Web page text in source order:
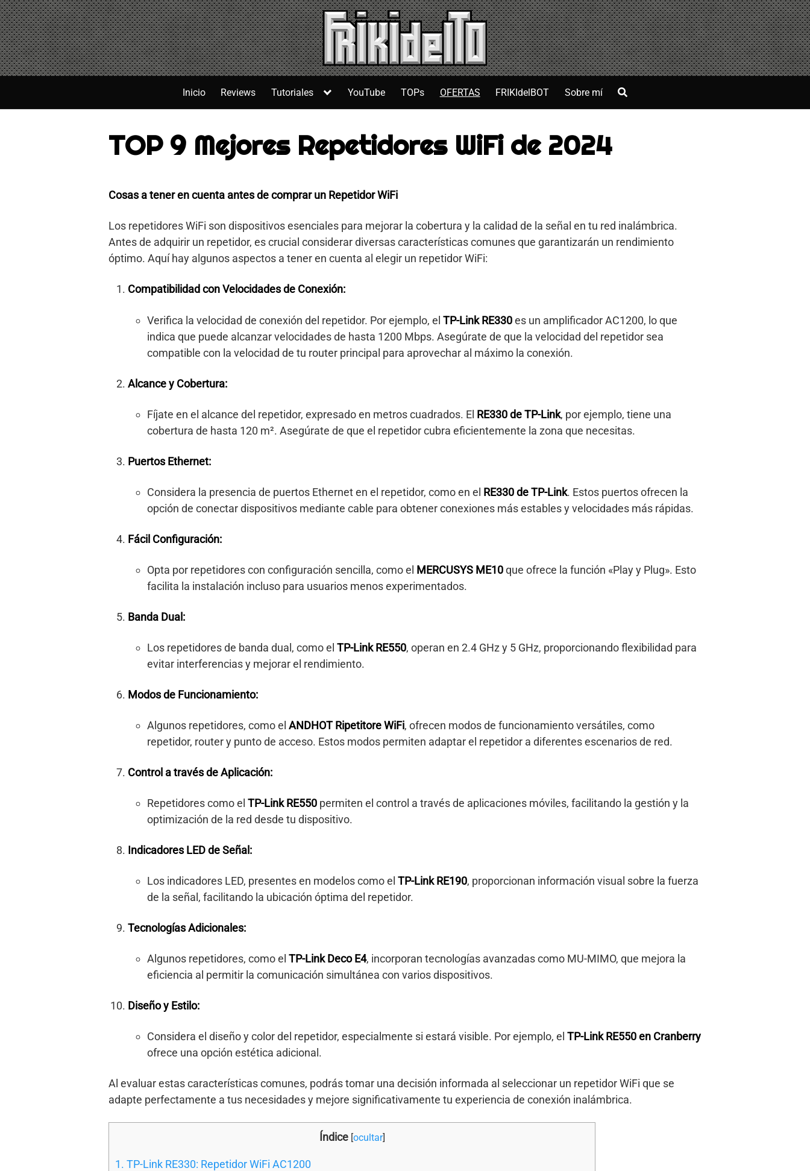
Saltar
al
contenido
Inicio Reviews Tutoriales YouTube TOPs OFERTAS FRIKIdelBOT Sobre mí
TOP 9 Mejores Repetidores WiFi de 2024
Cosas a tener en cuenta antes de comprar un Repetidor WiFi
Los repetidores WiFi son dispositivos esenciales para mejorar la cobertura y la calidad de la señal en tu red inalámbrica.
Antes de adquirir un repetidor, es crucial considerar diversas características comunes que garantizarán un rendimiento
óptimo. Aquí hay algunos aspectos a tener en cuenta al elegir un repetidor WiFi:
Compatibilidad con Velocidades de Conexión:
Verifica la velocidad de conexión del repetidor. Por ejemplo, el TP-Link RE330es un amplificador AC1200, lo que
indica que puede alcanzar velocidades de hasta 1200 Mbps. Asegúrate de que la velocidad del repetidor sea
compatible con la velocidad de tu router principal para aprovechar al máximo la conexión.
Alcance y Cobertura:
Fíjate en el alcance del repetidor, expresado en metros cuadrados. El RE330 de TP-Link, por ejemplo, tiene una
cobertura de hasta 120 m². Asegúrate de que el repetidor cubra eficientemente la zona que necesitas.
Puertos Ethernet:
Considera la presencia de puertos Ethernet en el repetidor, como en el RE330 de TP-Link. Estos puertos ofrecen la
opción de conectar dispositivos mediante cable para obtener conexiones más estables y velocidades más rápidas.
Fácil Configuración:
Opta por repetidores con configuración sencilla, como el MERCUSYS ME10que ofrece la función «Play y Plug». Esto
facilita la instalación incluso para usuarios menos experimentados.
Banda Dual:
Los repetidores de banda dual, como el TP-Link RE550, operan en 2.4 GHz y 5 GHz, proporcionando flexibilidad para
evitar interferencias y mejorar el rendimiento.
Modos de Funcionamiento:
Algunos repetidores, como el ANDHOT Ripetitore WiFi, ofrecen modos de funcionamiento versátiles, como
repetidor, router y punto de acceso. Estos modos permiten adaptar el repetidor a diferentes escenarios de red.
Control a través de Aplicación:
Repetidores como el TP-Link RE550 permiten el control a través de aplicaciones móviles, facilitando la gestión y la
optimización de la red desde tu dispositivo.
Indicadores LED de Señal:
Los indicadores LED, presentes en modelos como el TP-Link RE190, proporcionan información visual sobre la fuerza
de la señal, facilitando la ubicación óptima del repetidor.
Tecnologías Adicionales:
Algunos repetidores, como el TP-Link Deco E4, incorporan tecnologías avanzadas como MU-MIMO, que mejora la
eficiencia al permitir la comunicación simultánea con varios dispositivos.
Diseño y Estilo:
Considera el diseño y color del repetidor, especialmente si estará visible. Por ejemplo, el TP-Link RE550 en Cranberry
ofrece una opción estética adicional.
Al evaluar estas características comunes, podrás tomar una decisión informada al seleccionar un repetidor WiFi que se
adapte perfectamente a tus necesidades y mejore significativamente tu experiencia de conexión inalámbrica.
Índice [ocultar]
1. TP-Link RE330: Repetidor WiFi AC1200